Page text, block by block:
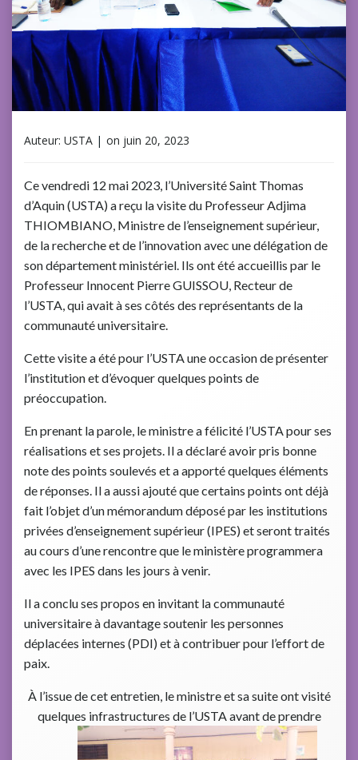
Auteur: USTA | on juin 20, 2023
Ce vendredi 12 mai 2023, l’Université Saint Thomas
d’Aquin (USTA) a reçu la visite du Professeur Adjima
THIOMBIANO, Ministre de l’enseignement supérieur,
de la recherche et de l’innovation avec une délégation de
son département ministériel. Ils ont été accueillis par le
Professeur Innocent Pierre GUISSOU, Recteur de
l’USTA, qui avait à ses côtés des représentants de la
communauté universitaire.
Cette visite a été pour l’USTA une occasion de présenter
l’institution et d’évoquer quelques points de
préoccupation.
En prenant la parole, le ministre a félicité l’USTA pour ses
réalisations et ses projets. Il a déclaré avoir pris bonne
note des points soulevés et a apporté quelques éléments
de réponses. Il a aussi ajouté que certains points ont déjà
fait l’objet d’un mémorandum déposé par les institutions
privées d’enseignement supérieur (IPES) et seront traités
au cours d’une rencontre que le ministère programmera
avec les IPES dans les jours à venir.
Il a conclu ses propos en invitant la communauté
universitaire à davantage soutenir les personnes
déplacées internes (PDI) et à contribuer pour l’effort de
paix.
À l’issue de cet entretien, le ministre et sa suite ont visité
quelques infrastructures de l’USTA avant de prendre